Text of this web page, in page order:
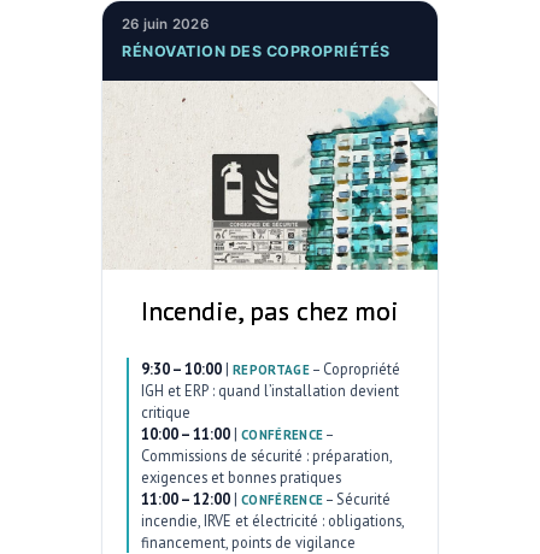
26 juin 2026
RÉNOVATION DES COPROPRIÉTÉS
Incendie, pas chez moi
9:30 – 10:00 | REPORTAGE– Copropriété
IGH et ERP : quand l’installation devient
critique
10:00 – 11:00 | CONFÉRENCE –
Commissions de sécurité : préparation,
exigences et bonnes pratiques
11:00 – 12:00 | CONFÉRENCE – Sécurité
incendie, IRVE et électricité : obligations,
financement, points de vigilance